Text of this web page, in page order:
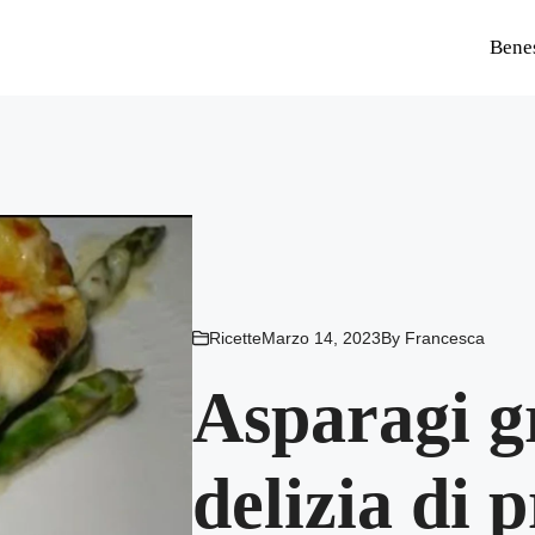
RicetteMarzo 14, 2023By Francesca
Asparagi
delizia di